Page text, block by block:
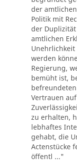
der
Politik mit
der
amtlichen
werden
Regierung,
bemüht ist,
Vertrauen
zu erhalten,
lebhaftes
gehabt, die
Actenstücke
öffentl ..."